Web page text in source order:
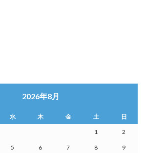
2026年8月
水 木 金 土 日
1 2
5 6 7 8 9